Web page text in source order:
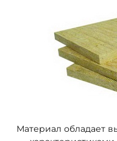
Материал обладает